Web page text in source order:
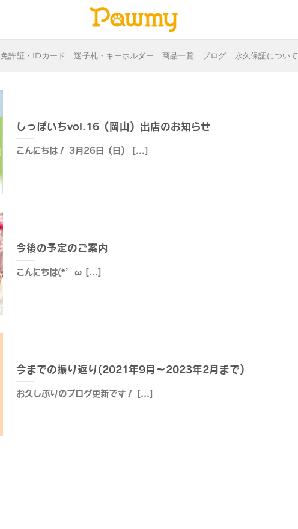
免許証・IDカード 迷子札・キーホルダー 商品一覧 ブログ 永久保証について
しっぽいちvol.16（岡山）出店のお知らせ
こんにちは！ 3月26日（日） [...]
今後の予定のご案内
こんにちは(*’ω [...]
今までの振り返り(2021年9月～2023年2月まで）
お久しぶりのブログ更新です！ [...]